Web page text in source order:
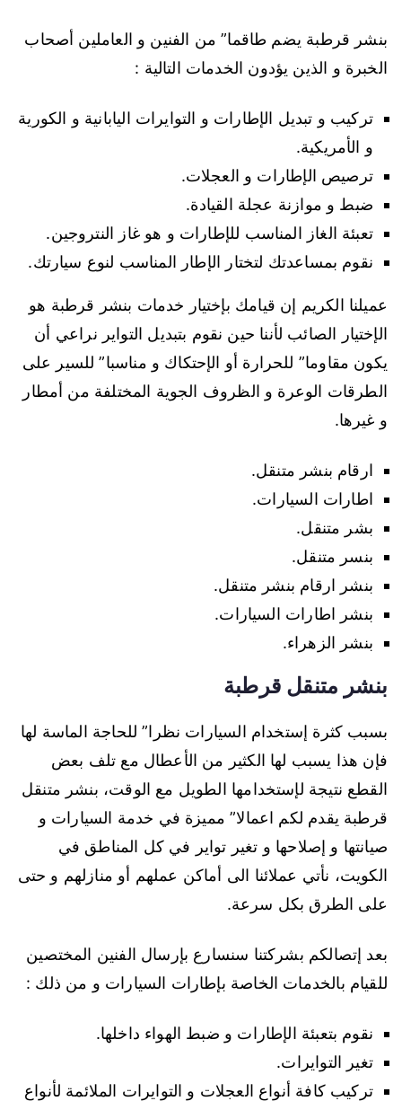
بنشر قرطبة يضم طاقما” من الفنين و العاملين أصحاب
الخبرة و الذين يؤدون الخدمات التالية :
تركيب و تبديل الإطارات و التوايرات اليابانية و الكورية
و الأمريكية.
ترصيص الإطارات و العجلات.
ضبط و موازنة عجلة القيادة.
تعبئة الغاز المناسب للإطارات و هو غاز النتروجين.
نقوم بمساعدتك لتختار الإطار المناسب لنوع سيارتك.
عميلنا الكريم إن قيامك بإختيار خدمات بنشر قرطبة هو
الإختيار الصائب لأننا حين نقوم بتبديل التواير نراعي أن
يكون مقاوما” للحرارة أو الإحتكاك و مناسبا” للسير على
الطرقات الوعرة و الظروف الجوية المختلفة من أمطار
و غيرها.
ارقام بنشر متنقل.
اطارات السيارات.
بشر متنقل.
بنسر متنقل.
بنشر ارقام بنشر متنقل.
بنشر اطارات السيارات.
بنشر الزهراء.
بنشر متنقل قرطبة
بسبب كثرة إستخدام السيارات نظرا” للحاجة الماسة لها
فإن هذا يسبب لها الكثير من الأعطال مع تلف بعض
القطع نتيجة لإستخدامها الطويل مع الوقت، بنشر متنقل
قرطبة يقدم لكم اعمالا” مميزة في خدمة السيارات و
صيانتها و إصلاحها و تغير تواير في كل المناطق في
الكويت، نأتي عملائنا الى أماكن عملهم أو منازلهم و حتى
على الطرق بكل سرعة.
بعد إتصالكم بشركتنا سنسارع بإرسال الفنين المختصين
للقيام بالخدمات الخاصة بإطارات السيارات و من ذلك :
نقوم بتعبئة الإطارات و ضبط الهواء داخلها.
تغير التوايرات.
تركيب كافة أنواع العجلات و التوايرات الملائمة لأنواع